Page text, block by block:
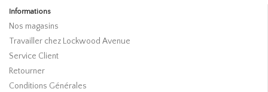
Informations
Nos magasins
Travailler chez Lockwood Avenue
Service Client
Retourner
Conditions Générales